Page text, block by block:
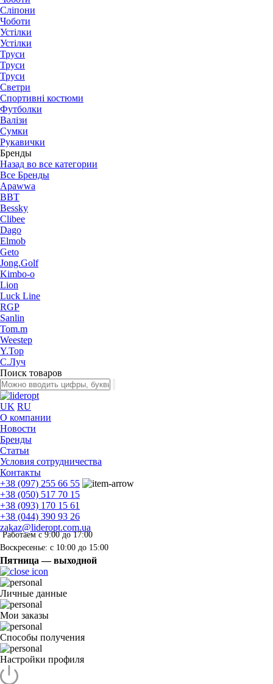
Сліпони
Чоботи
Устілки
Устілки
Труси
Труси
Труси
Светри
Спортивні костюми
Футболки
Валізи
Сумки
Рукавички
Бренды
Назад во все категории
Все Бренды
Apawwa
BBT
Bessky
Clibee
Dago
Elmob
Geto
Jong.Golf
Kimbo-o
Lion
Luck Line
RGP
Sanlin
Tom.m
Weestep
Y.Top
С.Луч
Поиск товаров
UK RU
О компании
Новости
Бренды
Статьи
Условия сотрудничества
Контакты
+38 (097) 255 66 55
+38 (050) 517 70 15
+38 (093) 170 15 61
+38 (044) 390 93 26
zakaz@lideropt.com.ua
Работаем с 9:00 до 17:00
Воскресенье: с 10:00 до 15:00
Пятница — выходной
Личные данные
Мои заказы
Способы получения
Настройки профиля